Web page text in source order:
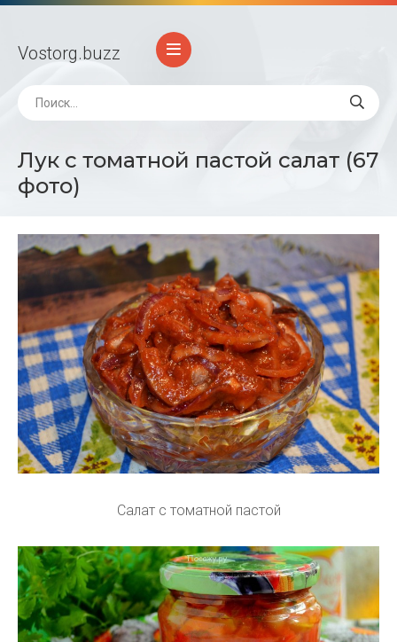
Vostorg.buzz
Лук с томатной пастой салат (67
фото)
Салат с томатной пастой